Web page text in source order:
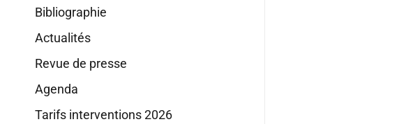
Bibliographie
Actualités
Revue de presse
Agenda
Tarifs interventions 2026